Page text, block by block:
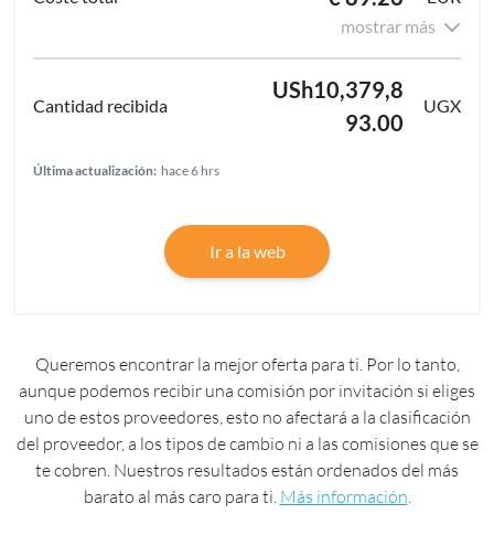
mostrar más
USh10,379,8
93.00
UGX
Última actualización: hace 6 hrs
Ir a la web
Queremos encontrar la mejor oferta para ti. Por lo tanto,
aunque podemos recibir una comisión por invitación si eliges
uno de estos proveedores, esto no afectará a la clasificación
del proveedor, a los tipos de cambio ni a las comisiones que se
te cobren. Nuestros resultados están ordenados del más
barato al más caro para ti. Más información.